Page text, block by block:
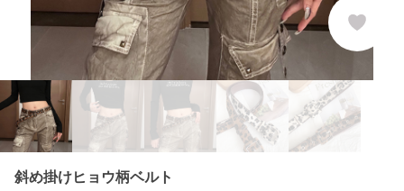
斜め掛けヒョウ柄ベルト